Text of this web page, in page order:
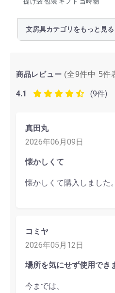
文房具カテゴリをもっと見る
商品レビュー (全9件中 5件
4.1 (9件)
真田丸
2026年06月09日
懐かしくて
懐かしくて購入しました
コミヤ
2026年05月12日
場所を気にせず使用でき
今までは、